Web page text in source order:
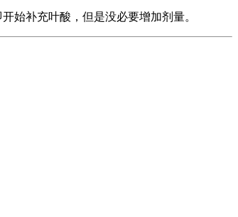
始补充叶酸，但是没必要增加剂量。